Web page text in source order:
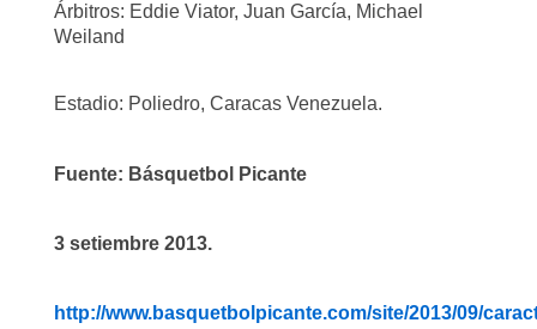
Árbitros: Eddie Viator, Juan García, Michael
Weiland
Estadio: Poliedro, Caracas Venezuela.
Fuente: Básquetbol Picante
3 setiembre 2013.
http://www.basquetbolpicante.com/site/2013/09/